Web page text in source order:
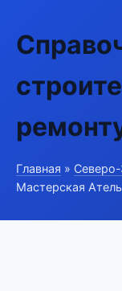
Главная »
Мастерская